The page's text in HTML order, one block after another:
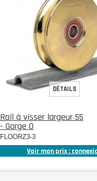
Rail à visser largeur 55
- Gorge O
FLOORZ3-3
Voir mon prix :
DÉTAILS